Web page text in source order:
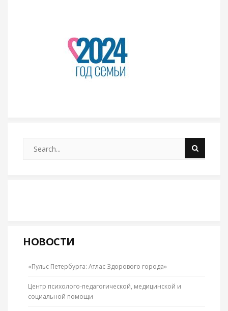
НОВОСТИ
«Пульс Петербурга: Атлас Здорового города»
Центр психолого-педагогической, медицинской и
социальной помощи